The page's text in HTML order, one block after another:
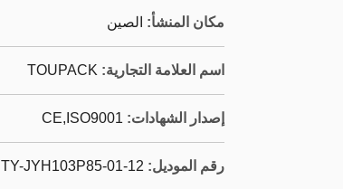
مكان المنشأ: الصين
اسم العلامة التجارية: TOUPACK
إصدار الشهادات: CE,ISO9001
رقم الموديل: TY-JYH103P85-01-12